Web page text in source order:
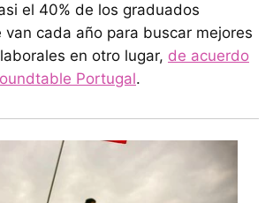
el 40% de los graduados
van cada año para buscar mejores
en otro lugar, de acuerdo
Portugal.